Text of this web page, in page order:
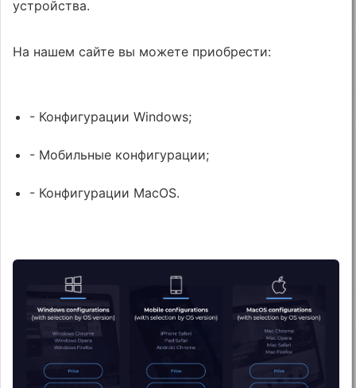
устройства.
На нашем сайте вы можете приобрести:
- Конфигурации Windows;
- Мобильные конфигурации;
- Конфигурации MacOS.